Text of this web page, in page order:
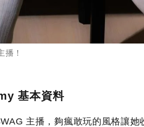
播！
基本資料
主播，夠瘋敢玩的風格讓她